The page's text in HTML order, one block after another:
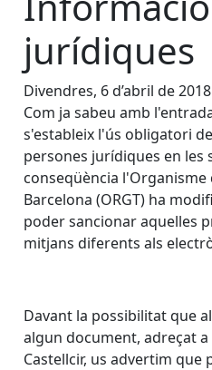
jurídiques
Divendres, 6 d’abril de 2018
Com ja sabeu amb
s'estableix l'ús obligatori
persones jurídiques en les
conseqüència
Barcelona (ORGT) ha
poder sancionar aquelles
mitjans diferents als
Davant la possibilitat que
algun document, adreçat
Castellcir, us advertim